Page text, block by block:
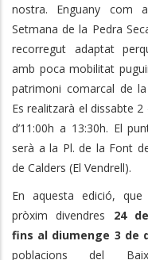
nostra. Enguany com
Setmana de la Pedra
recorregut adaptat
amb poca mobilitat
patrimoni comarcal de la
Es realitzarà el dissabte 2
d’11:00h a 13:30h. El
serà a la Pl. de la Font
de Calders (El Vendrell).
En aquesta edició,
pròxim divendres 24
fins al diumenge 3 de
poblacions del